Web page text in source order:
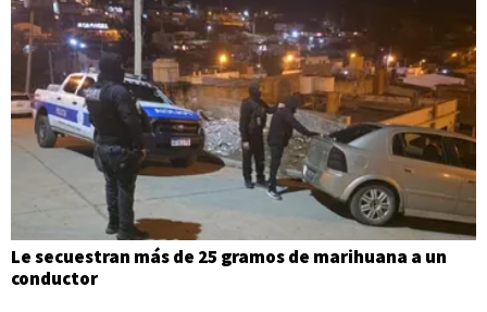
Le secuestran más de 25 gramos de marihuana a un
conductor